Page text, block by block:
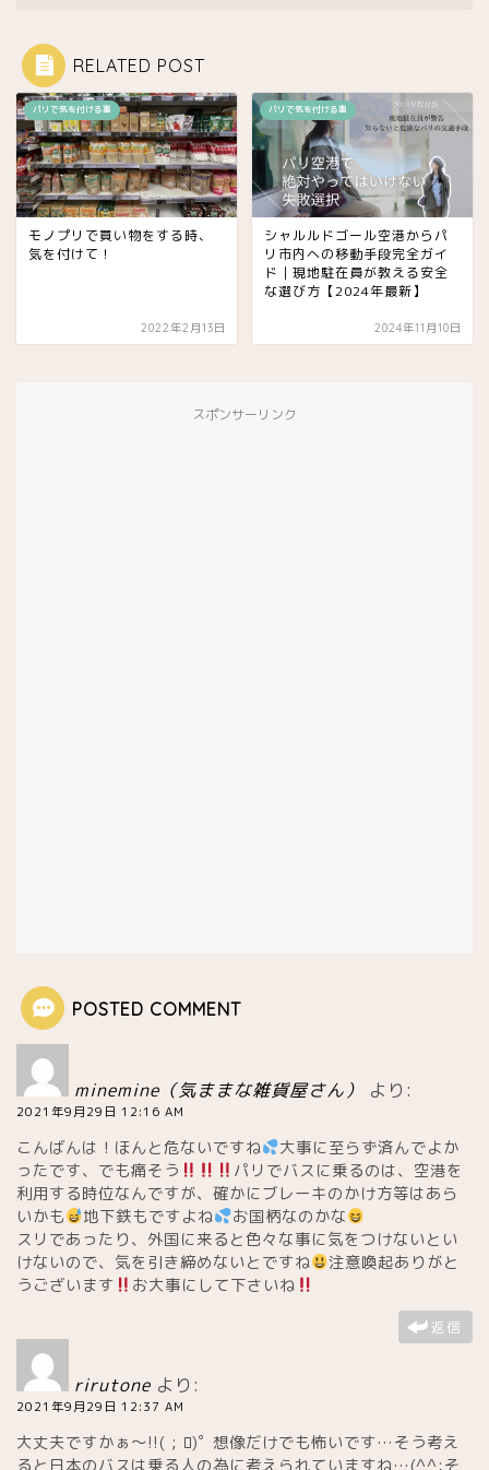
RELATED POST
パリで気を付ける事
モノプリで買い物をする時、
気を付けて！
2022年2月13日
パリで気を付ける事
シャルルドゴール空港からパ
リ市内への移動手段完全ガイ
ド｜現地駐在員が教える安全
な選び方【2024年最新】
2024年11月10日
スポンサーリンク
POSTED COMMENT
minemine（気ままな雑貨屋さん） より:
2021年9月29日 12:16 AM
こんばんは！ほんと危ないですね
大事に至らず済んでよか
ったです、でも痛そう
パリでバスに乗るのは、空港を
利用する時位なんですが、確かにブレーキのかけ方等はあら
いかも
地下鉄もですよね
お国柄なのかな
スリであったり、外国に来ると色々な事に気をつけないとい
けないので、気を引き締めないとですね
注意喚起ありがと
うございます
お大事にして下さいね
返信
rirutone より:
2021年9月29日 12:37 AM
大丈夫ですかぁ～!!( ; ﾛ)ﾟ 想像だけでも怖いです…そう考え